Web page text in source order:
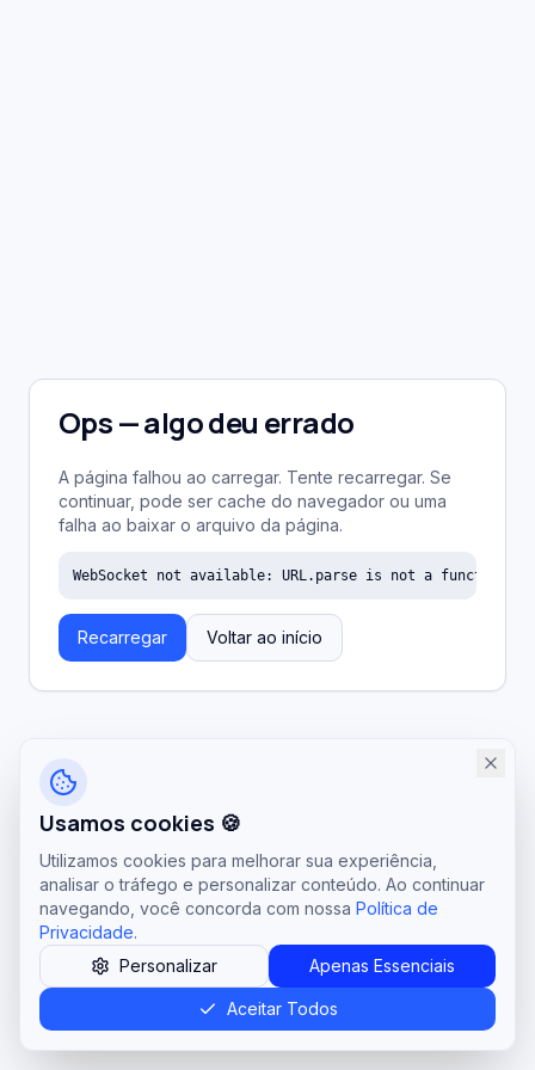
Ops — algo deu errado
A página falhou ao carregar. Tente recarregar. Se
continuar, pode ser cache do navegador ou uma
falha ao baixar o arquivo da página.
WebSocket not available: URL.parse is not a function
Recarregar Voltar ao início
Usamos cookies 🍪
Utilizamos cookies para melhorar sua experiência,
analisar o tráfego e personalizar conteúdo. Ao continuar
navegando, você concorda com nossa Política de
Privacidade.
Personalizar
Apenas Essenciais
Aceitar Todos